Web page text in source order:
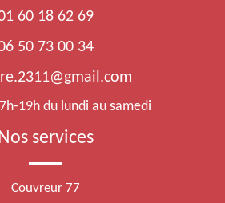
60 18 62 69
50 73 00 34
19h du lundi au samedi
services
Couvreur 77